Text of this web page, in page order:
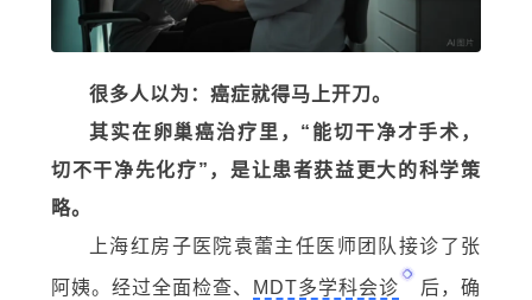
很多人以为：癌症就得马上开刀。
其实在卵巢癌治疗里，“能切干净才手术，
切不干净先化疗”，是让患者获益更大的科学策
略。
上海红房子医院袁蕾主任医师团队接诊了张
阿姨。经过全面检查、 MDT多学科会诊
后，确